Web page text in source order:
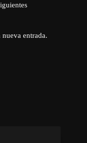
entrada.